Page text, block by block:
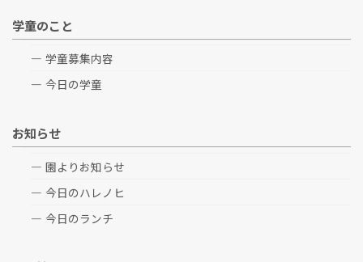
学童のこと
学童募集内容
今日の学童
お知らせ
園よりお知らせ
今日のハレノヒ
今日のランチ